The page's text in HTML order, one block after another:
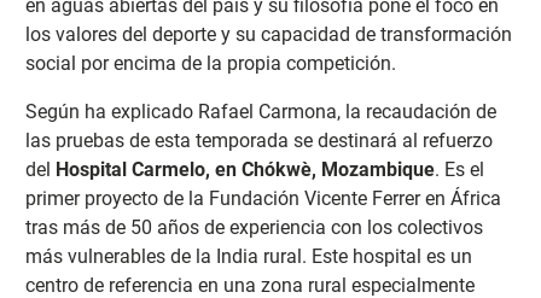
en aguas abiertas del país y su filosofía pone el foco en
los valores del deporte y su capacidad de transformación
social por encima de la propia competición.
Según ha explicado Rafael Carmona, la recaudación de
las pruebas de esta temporada se destinará al refuerzo
del Hospital Carmelo, en Chókwè, Mozambique. Es el
primer proyecto de la Fundación Vicente Ferrer en África
tras más de 50 años de experiencia con los colectivos
más vulnerables de la India rural. Este hospital es un
centro de referencia en una zona rural especialmente